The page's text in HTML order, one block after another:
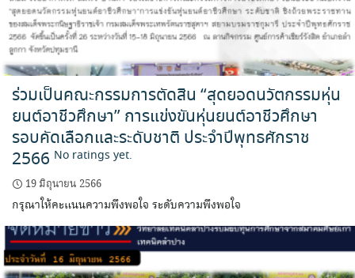
ร่วมเป็นคณะกรรมการตัดสิน “สุดยอดนวัตกรรมหุ่น
ยนต์อาชีวศึกษา” การแข่งขันหุ่นยนต์อาชีวศึกษา
รอบคัดเลือกและระดับชาติ ประจำปีพุทธศักราช
2566 No ratings yet.
19 มิถุนายน 2566
กรุณาให้คะแนนความพึงพอใจ ระดับความพึงพอใจ